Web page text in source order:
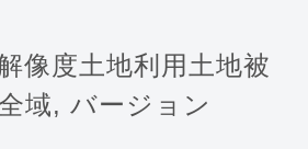
像度土地利用土地被
域, バージョン